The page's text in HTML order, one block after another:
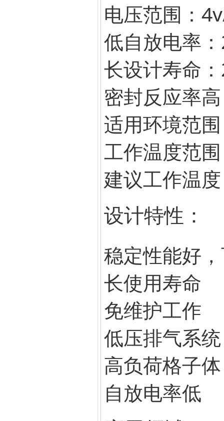
电压范围：
低自放电率
长设计寿命
密封反应率
适用环境范
工作温度范
建议工作温
设计特性：
稳定性能好
长使用寿命
免维护工作
低压排气系统
高负荷格子体
自放电率低